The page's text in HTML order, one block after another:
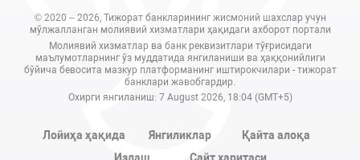
© 2020 – 2026, Тижорат банкларининг жисмоний шахслар учун
мўлжалланган молиявий хизматлари ҳақидаги ахборот портали
Молиявий хизматлар ва банк реквизитлари тўғрисидаги
маълумотларнинг ўз муддатида янгиланиши ва ҳаққонийлиги
бўйича бевосита мазкур платформанинг иштирокчилари - тижорат
банклари жавобгардир.
Охирги янгиланиш: 7 August 2026, 18:04 (GMT+5)
Лойиҳа ҳақида Янгиликлар
Қайта алоқа